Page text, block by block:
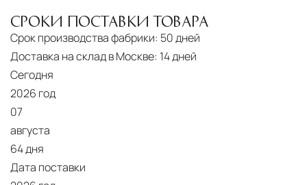
мониторинга. Наша команда логистических
специалистов с опытом работы в
международной доставке обеспечивает
полную сохранность груза, соблюдение
температурного режима и защиту от
маршрута.
Страхование груза
СРОКИ ПОСТАВКИ ТОВАРА
Срок производства фабрики: 50 дней
Доставка на склад в Москве: 14 дней
Сегодня
2026 год
07
августа
64 дня
Дата поставки